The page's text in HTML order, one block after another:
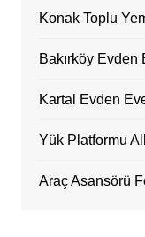
Konak Toplu
Bakırköy Evden
Kartal Evden
Yük Platformu
Araç Asansörü